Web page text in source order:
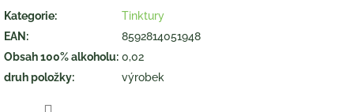
Kategorie:
Tinktury
EAN :
8592814051948
Obsah 100% alkoholu: 0,02
druh položky: výrobek